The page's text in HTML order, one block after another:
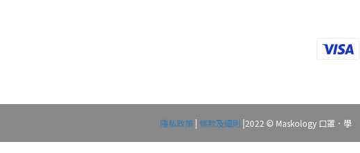
隱私政策 | 條款及細則 |2022 © Maskology 口罩．學